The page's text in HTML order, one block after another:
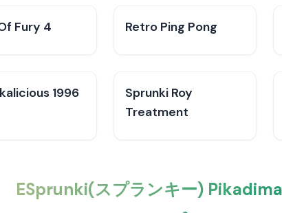
Fury 4 Retro Ping Pong
1996
Sprunki Roy
Treatment
ESprunki(スプランキー)